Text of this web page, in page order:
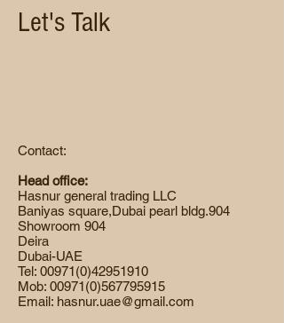
Let's Talk
Contact:
Head office:
Hasnur general trading LLC
Baniyas square,Dubai pearl bldg.904
Showroom 904
Deira
Dubai-UAE
Tel: 00971(0)42951910
Mob: 00971(0)567795915
Email: hasnur.uae@gmail.com